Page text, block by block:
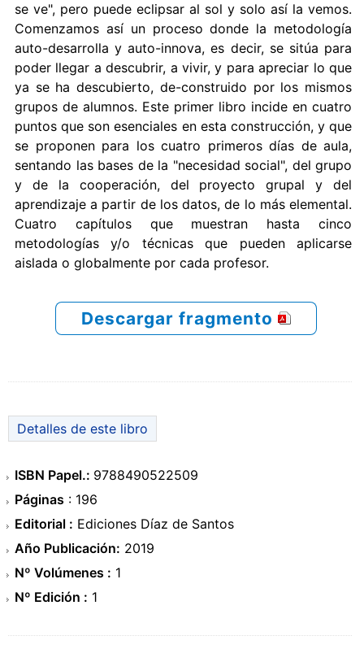
se ve", pero puede eclipsar al sol y solo así la vemos.
Comenzamos así un proceso donde la metodología
auto-desarrolla y auto-innova, es decir, se sitúa para
poder llegar a descubrir, a vivir, y para apreciar lo que
ya se ha descubierto, de-construido por los mismos
grupos de alumnos. Este primer libro incide en cuatro
puntos que son esenciales en esta construcción, y que
se proponen para los cuatro primeros días de aula,
sentando las bases de la "necesidad social", del grupo
y de la cooperación, del proyecto grupal y del
aprendizaje a partir de los datos, de lo más elemental.
Cuatro capítulos que muestran hasta cinco
metodologías y/o técnicas que pueden aplicarse
aislada o globalmente por cada profesor.
Descargar fragmento
Detalles de este libro
ISBN Papel.: 9788490522509
Páginas : 196
Editorial : Ediciones Díaz de Santos
Año Publicación: 2019
Nº Volúmenes : 1
Nº Edición : 1